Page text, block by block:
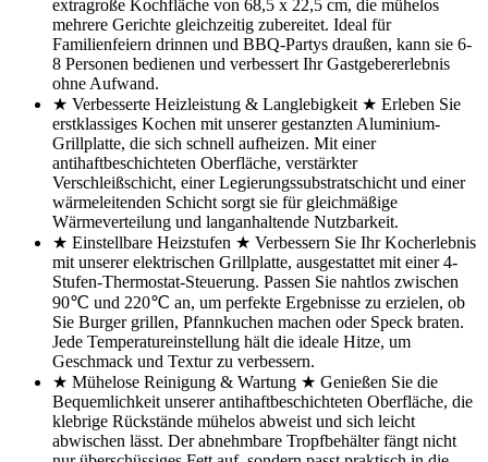
extragroße Kochfläche von 68,5 x 22,5 cm, die mühelos
mehrere Gerichte gleichzeitig zubereitet. Ideal für
Familienfeiern drinnen und BBQ-Partys draußen, kann sie 6-
8 Personen bedienen und verbessert Ihr Gastgebererlebnis
ohne Aufwand.
★ Verbesserte Heizleistung & Langlebigkeit ★ Erleben Sie
erstklassiges Kochen mit unserer gestanzten Aluminium-
Grillplatte, die sich schnell aufheizen. Mit einer
antihaftbeschichteten Oberfläche, verstärkter
Verschleißschicht, einer Legierungssubstratschicht und einer
wärmeleitenden Schicht sorgt sie für gleichmäßige
Wärmeverteilung und langanhaltende Nutzbarkeit.
★ Einstellbare Heizstufen ★ Verbessern Sie Ihr Kocherlebnis
mit unserer elektrischen Grillplatte, ausgestattet mit einer 4-
Stufen-Thermostat-Steuerung. Passen Sie nahtlos zwischen
90℃ und 220℃ an, um perfekte Ergebnisse zu erzielen, ob
Sie Burger grillen, Pfannkuchen machen oder Speck braten.
Jede Temperatureinstellung hält die ideale Hitze, um
Geschmack und Textur zu verbessern.
★ Mühelose Reinigung & Wartung ★ Genießen Sie die
Bequemlichkeit unserer antihaftbeschichteten Oberfläche, die
klebrige Rückstände mühelos abweist und sich leicht
abwischen lässt. Der abnehmbare Tropfbehälter fängt nicht